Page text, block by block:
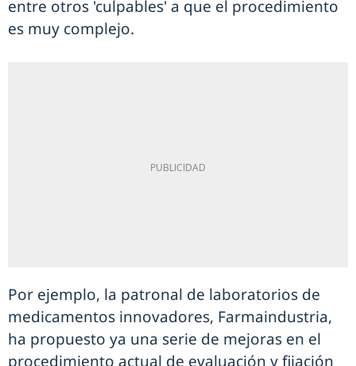
entre otros 'culpables' a que el procedimiento
es muy complejo.
Por ejemplo, la patronal de laboratorios de
medicamentos innovadores, Farmaindustria,
ha propuesto ya una serie de mejoras en el
procedimiento actual de evaluación y fijación